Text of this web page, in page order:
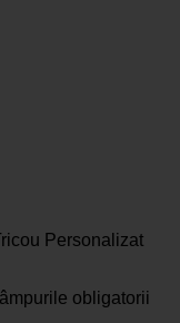
Personalizat
obligatorii